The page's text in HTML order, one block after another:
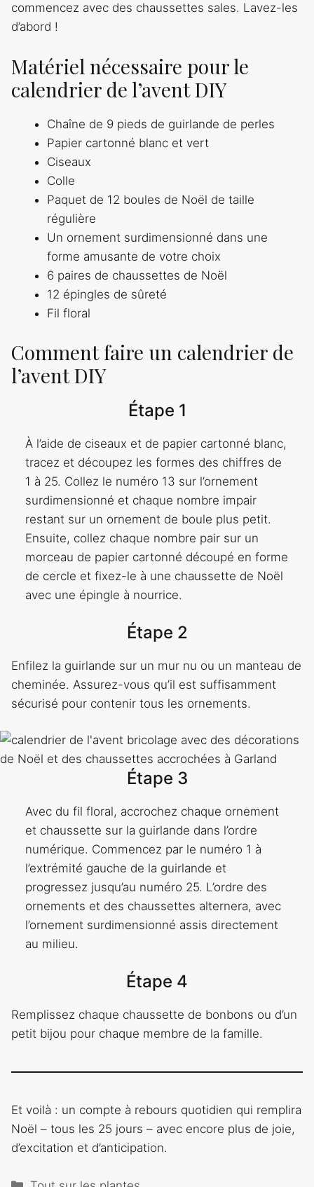
commencez avec des chaussettes sales. Lavez-les
d’abord !
Matériel nécessaire pour le
calendrier de l’avent DIY
Chaîne de 9 pieds de guirlande de perles
Papier cartonné blanc et vert
Ciseaux
Colle
Paquet de 12 boules de Noël de taille
régulière
Un ornement surdimensionné dans une
forme amusante de votre choix
6 paires de chaussettes de Noël
12 épingles de sûreté
Fil floral
Comment faire un calendrier de
l’avent DIY
Étape 1
À l’aide de ciseaux et de papier cartonné blanc,
tracez et découpez les formes des chiffres de
1 à 25. Collez le numéro 13 sur l’ornement
surdimensionné et chaque nombre impair
restant sur un ornement de boule plus petit.
Ensuite, collez chaque nombre pair sur un
morceau de papier cartonné découpé en forme
de cercle et fixez-le à une chaussette de Noël
avec une épingle à nourrice.
Étape 2
Enfilez la guirlande sur un mur nu ou un manteau de
cheminée. Assurez-vous qu’il est suffisamment
sécurisé pour contenir tous les ornements.
Étape 3
Avec du fil floral, accrochez chaque ornement
et chaussette sur la guirlande dans l’ordre
numérique. Commencez par le numéro 1 à
l’extrémité gauche de la guirlande et
progressez jusqu’au numéro 25. L’ordre des
ornements et des chaussettes alternera, avec
l’ornement surdimensionné assis directement
au milieu.
Étape 4
Remplissez chaque chaussette de bonbons ou d’un
petit bijou pour chaque membre de la famille.
Et voilà : un compte à rebours quotidien qui remplira
Noël – tous les 25 jours – avec encore plus de joie,
d’excitation et d’anticipation.
Catégories